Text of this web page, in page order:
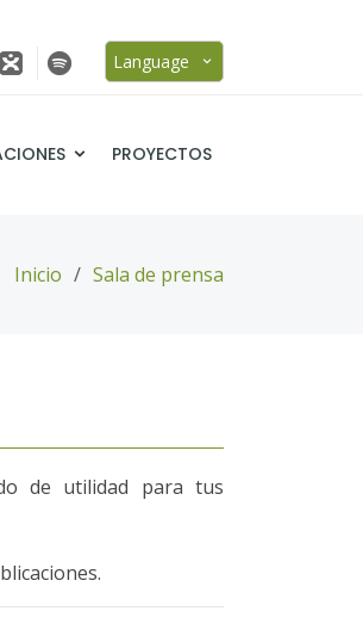
Language
PROYECTOS
Inicio Sala de prensa
de utilidad para tus